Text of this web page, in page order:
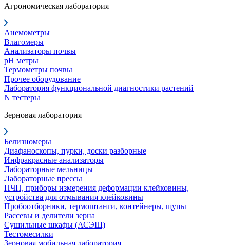
Агрономическая лаборатория
Анемометры
Влагомеры
Анализаторы почвы
pH метры
Термометры почвы
Прочее оборудование
Лаборатория функциональной диагностики растений
N тестеры
Зерновая лаборатория
Белизномеры
Диафаноскопы, пурки, доски разборные
Инфракрасные анализаторы
Лабораторные мельницы
Лабораторные прессы
ПЧП, приборы измерения деформации клейковины,
устройства для отмывания клейковины
Пробоотборники, термоштанги, контейнеры, щупы
Рассевы и делители зерна
Сушильные шкафы (АСЭШ)
Тестомесилки
Зерновая мобильная лаборатория